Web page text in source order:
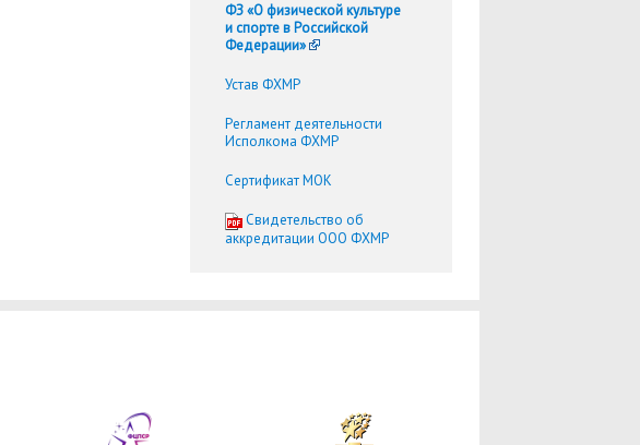
ФЗ «О физической культуре
и спорте в Российской
Федерации»
Устав ФХМР
Регламент деятельности
Исполкома ФХМР
Сертификат МОК
Cвидетельство об
аккредитации ООО ФХМР